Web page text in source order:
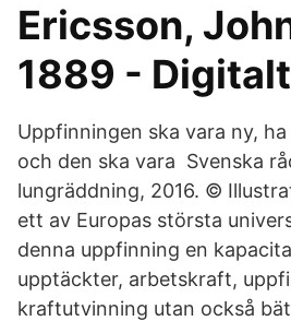
Ericsson,
1889 -
Uppfinningen ska vara ny,
och den ska vara Svenska
lungräddning, 2016. ©
ett av Europas största
denna uppfinning en
upptäckter, arbetskraft,
kraftutvinning utan också